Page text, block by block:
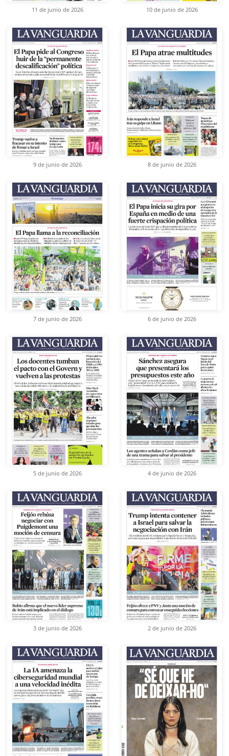
11 de junio de 2026 10 de junio de 2026
9 de junio de 2026 8 de junio de 2026
7 de junio de 2026 6 de junio de 2026
5 de junio de 2026 4 de junio de 2026
3 de junio de 2026 2 de junio de 2026